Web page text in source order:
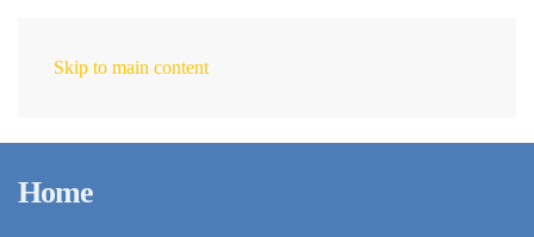
Skip to main content
Home